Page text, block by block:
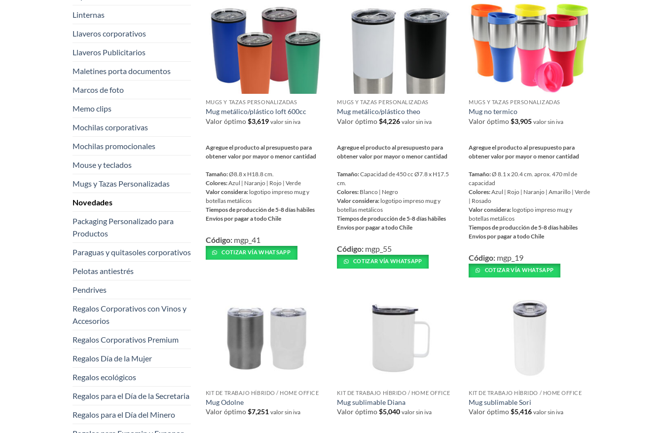
Linternas
Llaveros corporativos
Llaveros Publicitarios
Maletines porta documentos
Marcos de foto
Memo clips
Mochilas corporativas
Mochilas promocionales
Mouse y teclados
Mugs y Tazas Personalizadas
Novedades
Packaging Personalizado para
Productos
Paraguas y quitasoles corporativos
Pelotas antiestrés
Pendrives
Regalos Corporativos con Vinos y
Accesorios
Regalos Corporativos Premium
Regalos Día de la Mujer
Regalos ecológicos
Regalos para el Día de la Secretaria
Regalos para el Día del Minero
opciones
se
pueden
elegir
página
producto
opciones
página
producto
Las
opciones
se
pueden
elegir
de
producto
MUGS Y TAZAS PERSONALIZADAS
Mug metálico/plástico loft 600cc
Valor óptimo$3,619 valor sin iva
Agregue el producto al presupuesto para
obtener valor por mayor o menor cantidad
Tamaño:Ø8.8 x H18.8 cm.
Colores:Azul | Naranjo | Rojo | Verde
Valor considera: logotipo impreso mug y
botellas metálicos
Tiempos de producción de 5-8 días hábiles
Envíos por pagar a todo Chile
producto
tiene
Código: mgp_41
COTIZAR VÍA WHATSAPP
MUGS Y TAZAS PERSONALIZADAS
Mug metálico/plástico theo
Valor óptimo$4,226 valor sin iva
Agregue el producto al presupuesto para
obtener valor por mayor o menor cantidad
Tamaño:Capacidad de 450 cc Ø7.8 x H17.5
cm.
Colores: Blanco | Negro
Valor considera: logotipo impreso mug y
botellas metálicos
Tiempos de producción de 5-8 días hábiles
Envíos por pagar a todo Chile
producto
tiene
producto
Código: mgp_55
COTIZAR VÍA WHATSAPP
MUGS Y TAZAS PERSONALIZADAS
Mug no termico
Valor óptimo$3,905 valor sin iva
Agregue el producto al presupuesto para
obtener valor por mayor o menor cantidad
Tamaño:Ø 8.1 x 20.4 cm. aprox. 470 ml de
capacidad
Colores:Azul | Rojo | Naranjo | Amarillo | Verde
| Rosado
Valor considera: logotipo impreso mug y
botellas metálicos
Tiempos de producción de 5-8 días hábiles
Envíos por pagar a todo Chile
producto
tiene
de
producto
Código: mgp_19
COTIZAR VÍA WHATSAPP
KIT DE TRABAJO HÍBRIDO / HOME OFFICE
Mug Odolne
Valor óptimo$7,251 valor sin iva
KIT DE TRABAJO HÍBRIDO / HOME OFFICE
Mug sublimable Diana
Valor óptimo$5,040 valor sin iva
KIT DE TRABAJO HÍBRIDO / HOME OFFICE
Mug sublimable Sori
Valor óptimo$5,416 valor sin iva